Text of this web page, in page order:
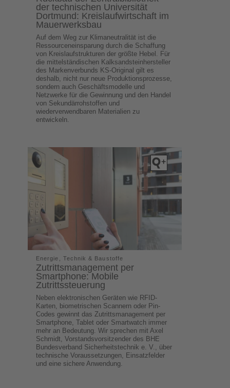
der technischen Universität
Dortmund: Kreislaufwirtschaft im
Mauerwerksbau
Auf dem Weg zur Klimaneutralität ist die
Ressourceneinsparung durch die Schaffung
von Kreislaufstrukturen der größte Hebel. Für
die mittelständischen Kalksandsteinhersteller
des Markenverbunds KS-Original gilt es
deshalb, nicht nur neue Produktionsprozesse,
sondern auch Geschäftsmodelle und
Netzwerke für die Gewinnung und den Handel
von Sekundärrohstoffen und
wiederverwendbaren Materialien zu
entwickeln.
Energie, Technik & Baustoffe
Zutrittsmanagement per
Smartphone: Mobile
Zutrittssteuerung
Neben elektronischen Geräten wie RFID-
Karten, biometrischen Scannern oder Pin-
Codes gewinnt das Zutrittsmanagement per
Smartphone, Tablet oder Smartwatch immer
mehr an Bedeutung. Wir sprechen mit Axel
Schmidt, Vorstandsvorsitzender des BHE
Bundesverband Sicherheitstechnik e. V., über
technische Voraussetzungen, Einsatzfelder
und eine sichere Anwendung.